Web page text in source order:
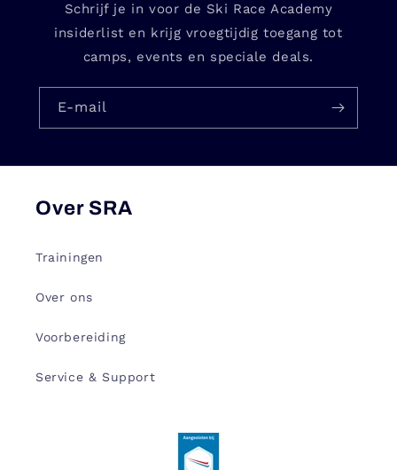
Schrijf je in voor de Ski Race Academy
insiderlist en krijg vroegtijdig toegang tot
camps, events en speciale deals.
E‑mail
Over SRA
Trainingen
Over ons
Voorbereiding
Service & Support